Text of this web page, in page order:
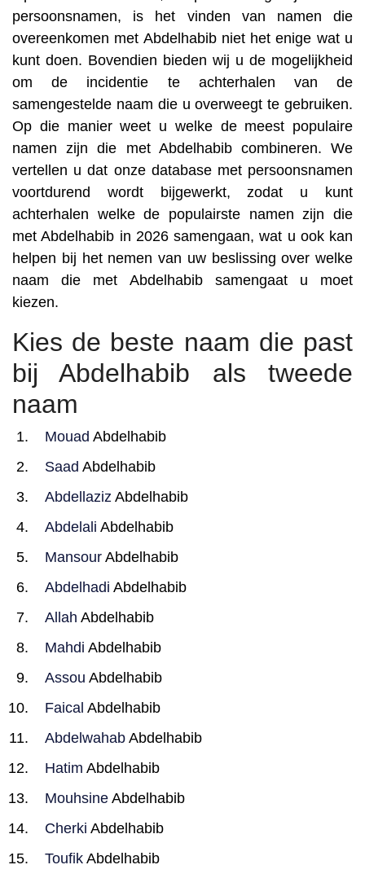
persoonsnamen, is het vinden van namen die
overeenkomen met Abdelhabib niet het enige wat u
kunt doen. Bovendien bieden wij u de mogelijkheid
om de incidentie te achterhalen van de
samengestelde naam die u overweegt te gebruiken.
Op die manier weet u welke de meest populaire
namen zijn die met Abdelhabib combineren. We
vertellen u dat onze database met persoonsnamen
voortdurend wordt bijgewerkt, zodat u kunt
achterhalen welke de populairste namen zijn die
met Abdelhabib in 2026 samengaan, wat u ook kan
helpen bij het nemen van uw beslissing over welke
naam die met Abdelhabib samengaat u moet
kiezen.
Kies de beste naam die past
bij Abdelhabib als tweede
naam
Mouad Abdelhabib
Saad Abdelhabib
Abdellaziz Abdelhabib
Abdelali Abdelhabib
Mansour Abdelhabib
Abdelhadi Abdelhabib
Allah Abdelhabib
Mahdi Abdelhabib
Assou Abdelhabib
Faical Abdelhabib
Abdelwahab Abdelhabib
Hatim Abdelhabib
Mouhsine Abdelhabib
Cherki Abdelhabib
Toufik Abdelhabib